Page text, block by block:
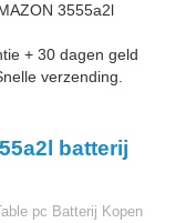
3555a2l
+ 30 dagen geld
verzending.
batterij
pc Batterij Kopen